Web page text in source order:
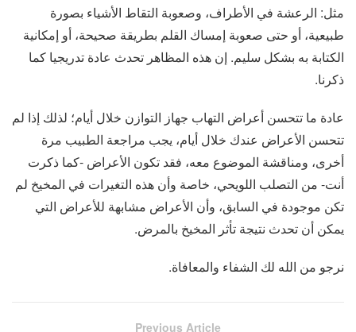
مثل: الرعشة في الأطراف، وصعوبة التقاط الأشياء بصورة
طبيعية، أو حتى صعوبة إمساك القلم بطريقة صحيحة، أو إمكانية
الكتابة به بشكل سليم. إن هذه المظاهر تحدث عادة تدريجيا كما
ذكرنا.
عادة ما تتحسن أعراض التهاب جهاز التوازن خلال أيام؛ لذلك إذا لم
تتحسن الأعراض عندك خلال أيام، يجب مراجعة الطبيب مرة
أخرى، ومناقشة الموضوع معه، فقد تكون الأعراض -كما ذكرت
أنت- من التصلب اللويحي، خاصة وأن هذه التغيرات في المخيخ لم
تكن موجودة في السابق، وأن الأعراض مشابهة للأعراض التي
يمكن أن تحدث نتيجة تأثر المخيخ بالمرض.
نرجو من الله لك الشفاء والمعافاة.
Previous Article